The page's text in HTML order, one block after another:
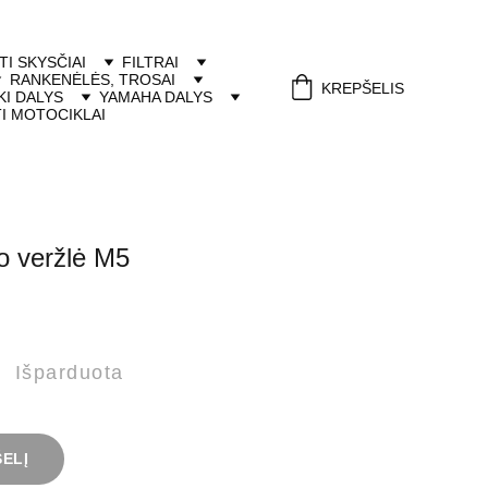
SKYSČIAI
FILTRAI
RANKENĖLĖS, TROSAI
DALYS
YAMAHA DALYS
MOTOCIKLAI
KREPŠELIS
veržlė M5
Išparduota